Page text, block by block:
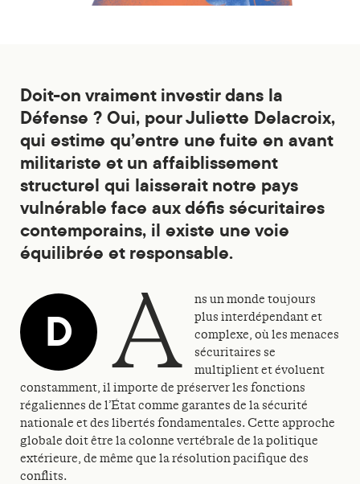
Doit-on vraiment investir dans la
Défense ? Oui, pour Juliette Delacroix,
qui estime qu’entre une fuite en avant
militariste et un affaiblissement
structurel qui laisserait notre pays
vulnérable face aux défis sécuritaires
contemporains, il existe une voie
équilibrée et responsable.
D a
ns un monde toujours
plus interdépendant et
complexe, où les menaces
sécuritaires se
multiplient et évoluent
constamment, il importe de préserver les fonctions
régaliennes de l’État comme garantes de la sécurité
nationale et des libertés fondamentales. Cette approche
globale doit être la colonne vertébrale de la politique
extérieure, de même que la résolution pacifique des
conflits.